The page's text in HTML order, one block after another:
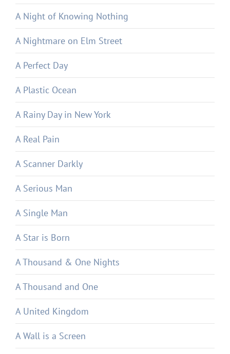
A Night of Knowing Nothing
A Nightmare on Elm Street
A Perfect Day
A Plastic Ocean
A Rainy Day in New York
A Real Pain
A Scanner Darkly
A Serious Man
A Single Man
A Star is Born
A Thousand & One Nights
A Thousand and One
A United Kingdom
A Wall is a Screen